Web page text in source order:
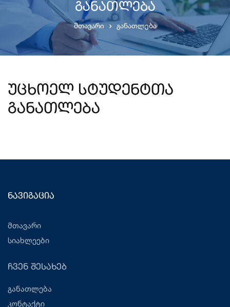
განათლება
მთავარი განათლება
უცხოელ სტუდენტთა
განათლება
ნავიგაცია
მთავარი
სიახლეები
ჩვენ შესახებ
განათლება
კონტაქტი